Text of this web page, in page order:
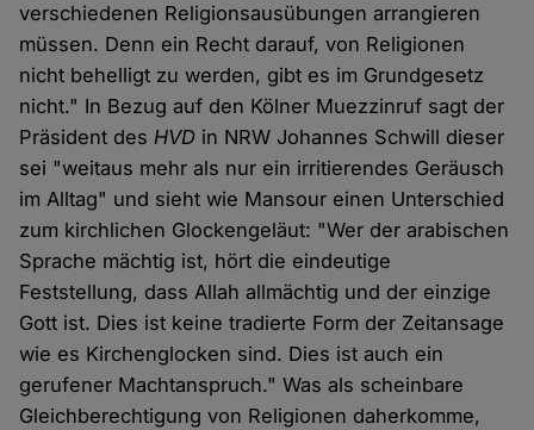
verschiedenen Religions­ausübungen arrangieren
müssen. Denn ein Recht darauf, von Religionen
nicht behelligt zu werden, gibt es im Grundgesetz
nicht." In Bezug auf den Kölner Muezzinruf sagt der
Präsident desHVD in NRW Johannes Schwill dieser
sei "weitaus mehr als nur ein irritierendes Geräusch
im Alltag" und sieht wie Mansour einen Unterschied
zum kirchlichen Glockengeläut: "Wer der arabischen
Sprache mächtig ist, hört die eindeutige
Feststellung, dass Allah allmächtig und der einzige
Gott ist. Dies ist keine tradierte Form der Zeitansage
wie es Kirchen­glocken sind. Dies ist auch ein
gerufener Machtanspruch." Was als scheinbare
Gleichberechtigung von Religionen daherkomme,